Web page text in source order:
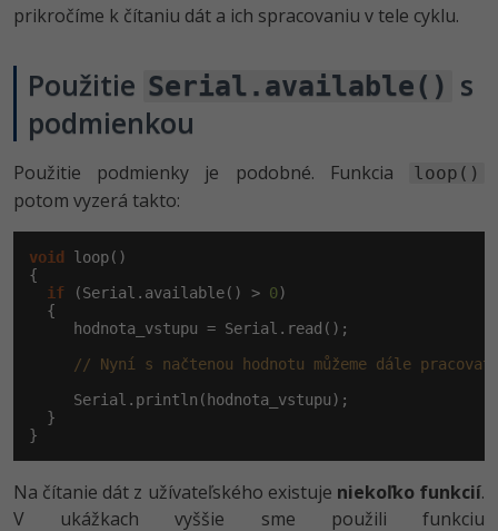
prikročíme k čítaniu dát a ich spracovaniu v tele cyklu.
Použitie Serial.available() s
podmienkou
Použitie podmienky je podobné. Funkcia loop()
potom vyzerá takto:
void
loop()
{
if (Serial.available() > 0)
  {
     hodnota_vstupu = Serial.read();
// Nyní s načtenou hodnotu můžeme dále
     Serial.println(hodnota_vstupu);
  }
}
Na čítanie dát z užívateľského existuje niekoľko funkcií.
V ukážkach vyššie sme použili funkciu